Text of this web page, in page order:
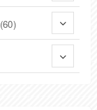
(60)